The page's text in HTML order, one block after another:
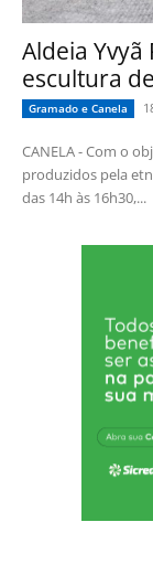
Aldeia
escultura
Gramado e Canela
CANELA - Com o
produzidos pela
das 14h às 16h30,...